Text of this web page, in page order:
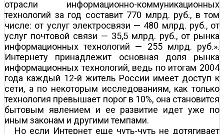
отрасли информационно-коммуникационных
технологий за год составит 770 млрд. руб., в том
числе: от услуг электросвязи — 480 млрд. руб., от
услуг почтовой связи — 35,5 млрд. руб., от рынка
информационных технологий — 255 млрд. руб.».
Интернету принадлежит основная доля рынка
информационных технологий, ведь по итогам 2004
года каждый 12-й житель России имеет доступ к
сети, а по некоторым исследованиям, как только
технология превышает порог в 10%, она становится
бытовым явлением и ее развитие идет уже по
иным законам и другими темпами.
Но если Интернет еще чуть-чуть не дотягивает